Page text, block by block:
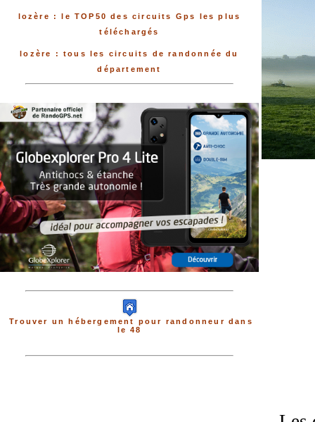
lozère : le TOP50 des circuits Gps les plus
téléchargés
lozère : tous les circuits de randonnée du
département
Trouver un hébergement pour randonneur dans
le 48